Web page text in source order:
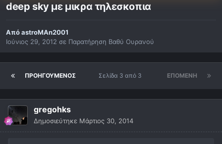
deep sky με μικρα τηλεσκοπια
ΑπόastroMAn2001
Ιούνιος 29, 2012 σε Παρατήρηση Βαθύ Ουρανού
ΠΡΟΗΓΟΎΜΕΝΟΣ ΕΠΌΜΕΝΗ
Σελίδα 3 από 3
gregohks
Δημοσιεύτηκε Μάρτιος 30, 2014